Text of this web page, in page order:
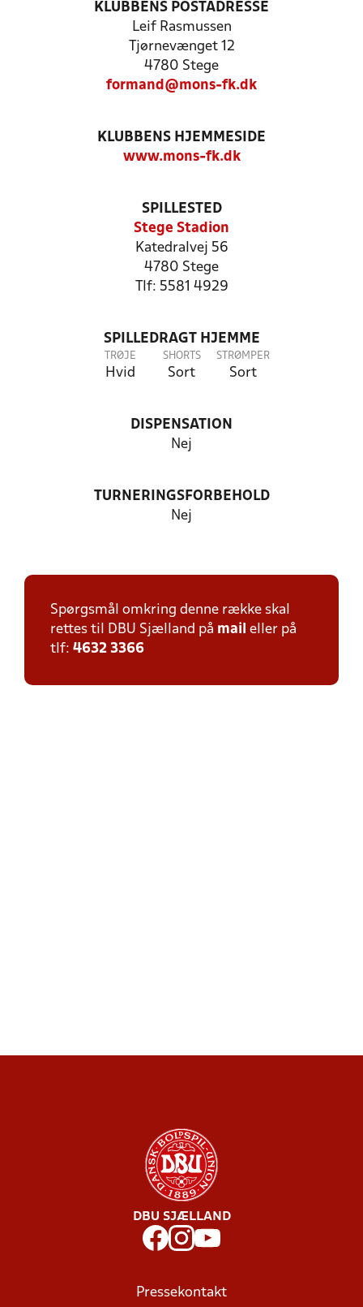
KLUBBENS POSTADRESSE
Leif Rasmussen
Tjørnevænget 12
4780 Stege
formand@mons-fk.dk
KLUBBENS HJEMMESIDE
www.mons-fk.dk
SPILLESTED
Stege Stadion
Katedralvej 56
4780 Stege
Tlf: 5581 4929
SPILLEDRAGT HJEMME
TRØJE
Hvid
SHORTS
Sort
STRØMPER
Sort
DISPENSATION
Nej
TURNERINGSFORBEHOLD
Nej
Spørgsmål omkring denne række skal
rettes til DBU Sjælland på mail eller på
tlf: 4632 3366
DBU SJÆLLAND
Pressekontakt